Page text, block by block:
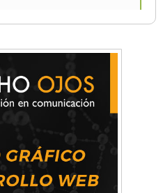
las empresas necesitan
integral para crecer con
danza y mucho más:
talleres para aprender y